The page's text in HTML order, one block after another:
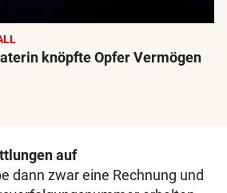
knöpfte Opfer Vermögen
auf
dann zwar eine Rechnung und